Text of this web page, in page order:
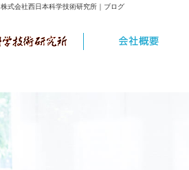
株式会社西日本科学技術研究所｜ブログ